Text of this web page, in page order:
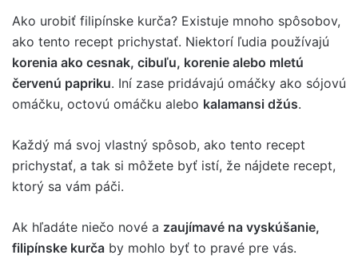
Ako urobiť filipínske kurča? Existuje mnoho spôsobov,
ako tento recept prichystať. Niektorí ľudia používajú
korenia ako cesnak, cibuľu, korenie alebo mletú
červenú papriku. Iní zase pridávajú omáčky ako sójovú
omáčku, octovú omáčku alebo kalamansi džús.
Každý má svoj vlastný spôsob, ako tento recept
prichystať, a tak si môžete byť istí, že nájdete recept,
ktorý sa vám páči.
Ak hľadáte niečo nové a zaujímavé na vyskúšanie,
filipínske kurča by mohlo byť to pravé pre vás.